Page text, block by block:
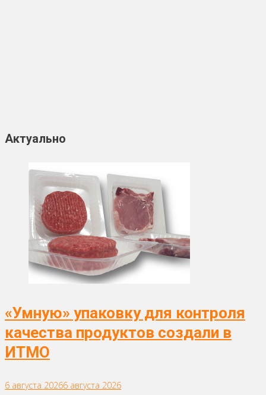
Актуально
«Умную» упаковку для контроля
качества продуктов создали в
ИТМО
6 августа 20266 августа 2026